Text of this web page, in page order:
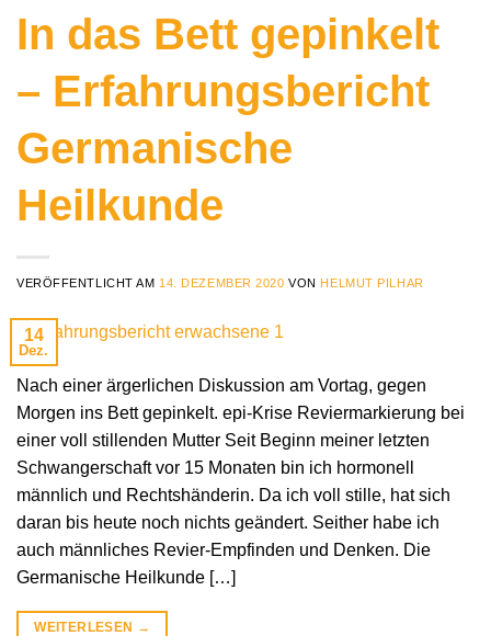
In das Bett gepinkelt
– Erfahrungsbericht
Germanische
Heilkunde
VERÖFFENTLICHT AM 14. DEZEMBER 2020 VON HELMUT PILHAR
14
Dez.
Nach einer ärgerlichen Diskussion am Vortag, gegen
Morgen ins Bett gepinkelt. epi-Krise Reviermarkierung bei
einer voll stillenden Mutter Seit Beginn meiner letzten
Schwangerschaft vor 15 Monaten bin ich hormonell
männlich und Rechtshänderin. Da ich voll stille, hat sich
daran bis heute noch nichts geändert. Seither habe ich
auch männliches Revier-Empfinden und Denken. Die
Germanische Heilkunde […]
WEITERLESEN →